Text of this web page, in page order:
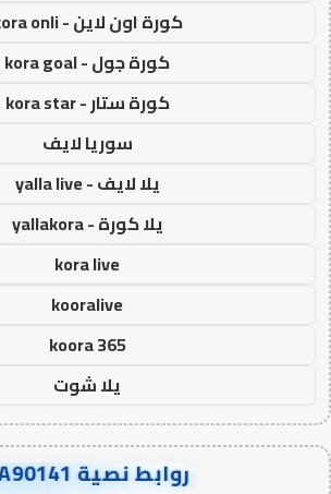
كورة اون لاين - kora onli
كورة جول - kora goal
كورة ستار - kora star
سوريا لايف
يلا لايف - yalla live
يلا كورة - yallakora
kora live
kooralive
koora 365
يلا شوت
روابط نصية AA90141